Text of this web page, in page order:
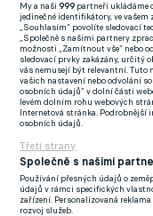
FlashFutbal (SK)
Tenisportal.cz
Tenisové zprávy
na Livesportu
Podmínky užití
Zásady ochrany osobních
My a naši999 partneři ukládáme
jedinečné identifikátory, ve
„Souhlasím“ povolíte sledovací
„Společně s našimi partnery
možnosti „Zamítnout vše“ nebo
sledovací prvky zakázány, určitý
vás nemusejí být relevantní.
vašich nastavení nebo odvolání
osobních údajů“ v dolní části
levém dolním rohu webových
Internetová stránka. Podrobnější
osobních údajů.
Třetí strany
Společně s našimi
Používání přesných údajů o
údajů v rámci specifických
zařízení. Personalizovaná
rozvoj služeb.